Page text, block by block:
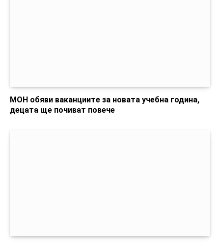
МОН обяви ваканциите за новата учебна година,
децата ще почиват повече